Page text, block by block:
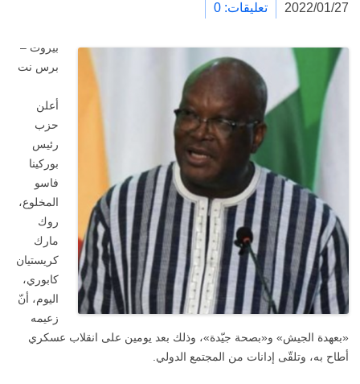
2022/01/27 تعليقات: 0
بيروت –
برس نت
أعلن
حزب
رئيس
بوركينا
فاسو
المخلوع،
روك
مارك
كريستيان
كابوري،
اليوم، أنّ
زعيمه
«بعهدة الجيش» و«بصحة جيّدة»، وذلك بعد يومين على انقلاب عسكري
أطاح به، وتلقّى إدانات من المجتمع الدولي.